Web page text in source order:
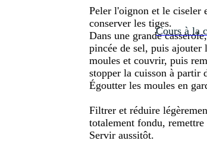
Cours à la
Peler l'oignon et le ciseler
conserver les tiges.
Dans une grande
pincée de sel, puis
moules et couvrir, puis
stopper la cuisson à partir
Égoutter les moules en
Filtrer et réduire
totalement fondu,
Servir aussitôt.